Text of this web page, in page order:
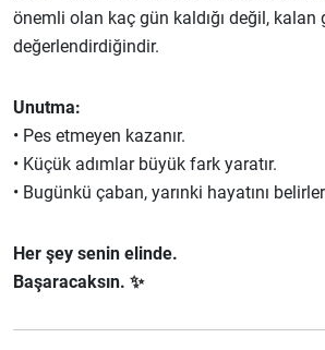
önemli olan kaç gün kaldığı değil, kalan
değerlendirdiğindir.
Unutma:
• Pes etmeyen kazanır.
• Küçük adımlar büyük fark yaratır.
• Bugünkü çaban, yarınki hayatını
Her şey senin elinde.
Başaracaksın. ✨